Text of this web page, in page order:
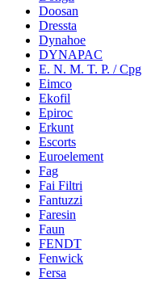
Doosan
Dressta
Dynahoe
DYNAPAC
E. N. M. T. P. / Cpg
Eimco
Ekofil
Epiroc
Erkunt
Escorts
Euroelement
Fag
Fai Filtri
Fantuzzi
Faresin
Faun
FENDT
Fenwick
Fersa